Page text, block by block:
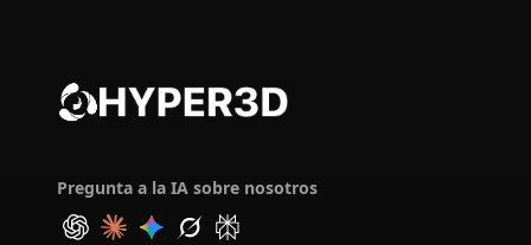
Pregunta a la IA sobre nosotros